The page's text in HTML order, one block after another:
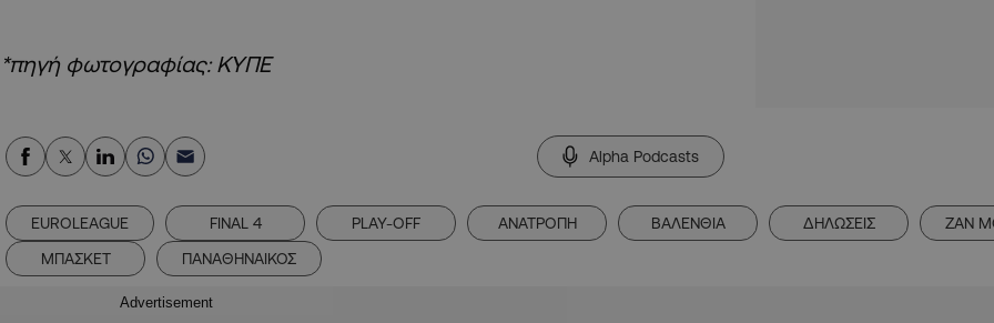
*πηγή φωτογραφίας: ΚΥΠΕ
Alpha Podcasts
EUROLEAGUE FINAL 4 PLAY-OFF ΑΝΑΤΡΟΠΗ ΒΑΛΕΝΘΙΑ ΔΗΛΩΣΕΙΣ
ΖΑΝ
ΜΠΑΣΚΕΤ
ΠΑΝΑΘΗΝΑΙΚΟΣ
Advertisement